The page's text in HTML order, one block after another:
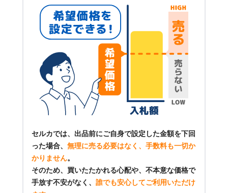
セルカでは、出品前にご自身で設定した金額を下回
った場合、 無理に売る必要はなく、手数料も一切か
かりません。
そのため、買いたたかれる心配や、不本意な価格で
手放す不安がなく、 誰でも安心してご利用いただけ